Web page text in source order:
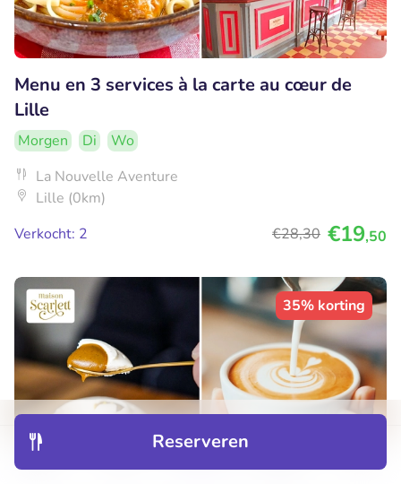
Reserveren
Menu en 3 services à la carte au cœur de
Lille
Morgen Di
Wo
La Nouvelle Aventure
Lille (0km)
Verkocht: 2
€28,30 €19,50
35% korting